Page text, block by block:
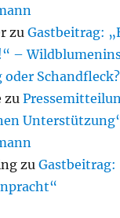
zuGastbeitrag:
–
oder Schandfleck?
zu
zuGastbeitrag: